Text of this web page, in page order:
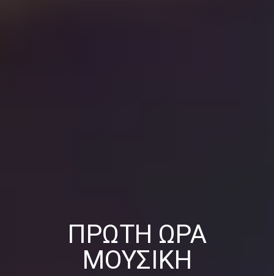
ΠΡΏΤΗ ΏΡΑ
ΜΟΥΣΙΚΉ